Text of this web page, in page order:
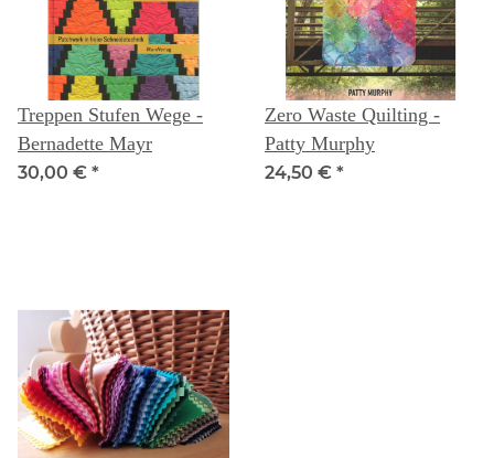
Treppen Stufen Wege -
Bernadette Mayr
30,00 € *
Zero Waste Quilting -
Patty Murphy
24,50 € *